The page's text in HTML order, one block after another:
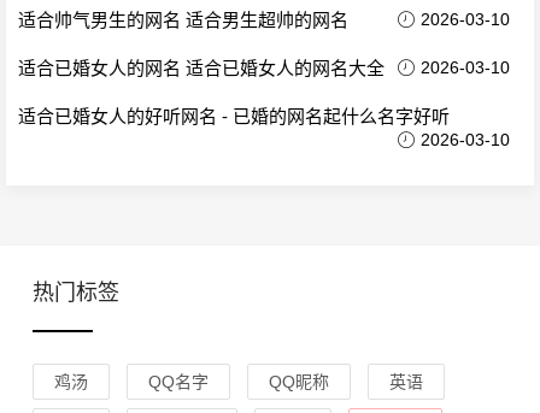
适合帅气男生的网名 适合男生超帅的网名 2026-03-10
适合已婚女人的网名 适合已婚女人的网名大全 2026-03-10
适合已婚女人的好听网名 - 已婚的网名起什么名字好听
2026-03-10
热门标签
鸡汤 QQ名字 QQ昵称 英语